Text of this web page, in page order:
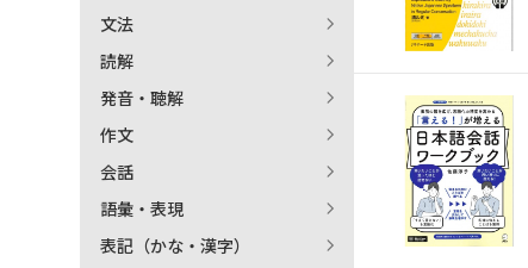
文法
読解
発音・聴解
作文
会話
語彙・表現
表記（かな・漢字）